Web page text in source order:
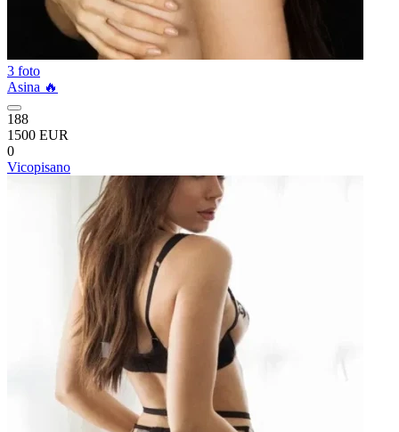
3 foto
Asina 🔥
188
1500 EUR
0
Vicopisano